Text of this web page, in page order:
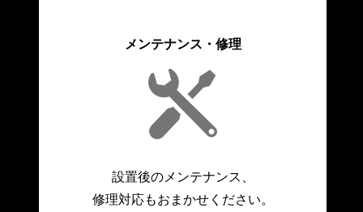
メンテナンス・修理
設置後のメンテナンス、
修理対応もおまかせください。